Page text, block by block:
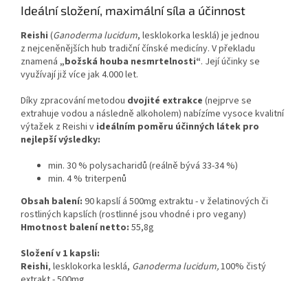
Ideální složení, maximální síla a účinnost
Reishi (Ganoderma lucidum, lesklokorka lesklá) je jednou
z nejceněnějších hub tradiční čínské medicíny. V překladu
znamená „božská houba nesmrtelnosti“. Její účinky se
využívají již více jak 4.000 let.
Díky zpracování metodou dvojité extrakce (nejprve se
extrahuje vodou a následně alkoholem) nabízíme vysoce kvalitní
výtažek z Reishi v ideálním poměru účinných látek pro
nejlepší výsledky:
min. 30 % polysacharidů (reálně bývá 33-34 %)
min. 4 % triterpenů
Obsah balení: 90 kapslí á 500mg extraktu - v želatinových či
rostliných kapslích (rostlinné jsou vhodné i pro vegany)
Hmotnost balení netto: 55,8g
Složení v 1 kapsli:
Reishi, lesklokorka lesklá, Ganoderma lucidum,100% čistý